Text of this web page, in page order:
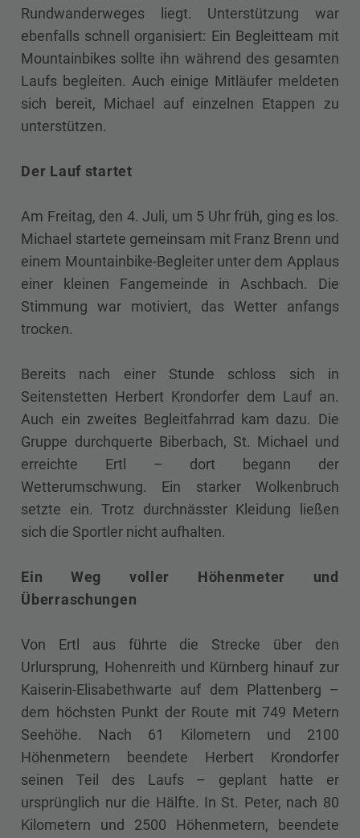
Rundwanderweges liegt. Unterstützung war
ebenfalls schnell organisiert: Ein Begleitteam mit
Mountainbikes sollte ihn während des gesamten
Laufs begleiten. Auch einige Mitläufer meldeten
sich bereit, Michael auf einzelnen Etappen zu
unterstützen.
Der Lauf startet
Am Freitag, den 4. Juli, um 5 Uhr früh, ging es los.
Michael startete gemeinsam mit Franz Brenn und
einem Mountainbike-Begleiter unter dem Applaus
einer kleinen Fangemeinde in Aschbach. Die
Stimmung war motiviert, das Wetter anfangs
trocken.
Bereits nach einer Stunde schloss sich in
Seitenstetten Herbert Krondorfer dem Lauf an.
Auch ein zweites Begleitfahrrad kam dazu. Die
Gruppe durchquerte Biberbach, St. Michael und
erreichte Ertl – dort begann der
Wetterumschwung. Ein starker Wolkenbruch
setzte ein. Trotz durchnässter Kleidung ließen
sich die Sportler nicht aufhalten.
Ein Weg voller Höhenmeter und
Überraschungen
Von Ertl aus führte die Strecke über den
Urlursprung, Hohenreith und Kürnberg hinauf zur
Kaiserin-Elisabethwarte auf dem Plattenberg –
dem höchsten Punkt der Route mit 749 Metern
Seehöhe. Nach 61 Kilometern und 2100
Höhenmetern beendete Herbert Krondorfer
seinen Teil des Laufs – geplant hatte er
ursprünglich nur die Hälfte. In St. Peter, nach 80
Kilometern und 2500 Höhenmetern, beendete